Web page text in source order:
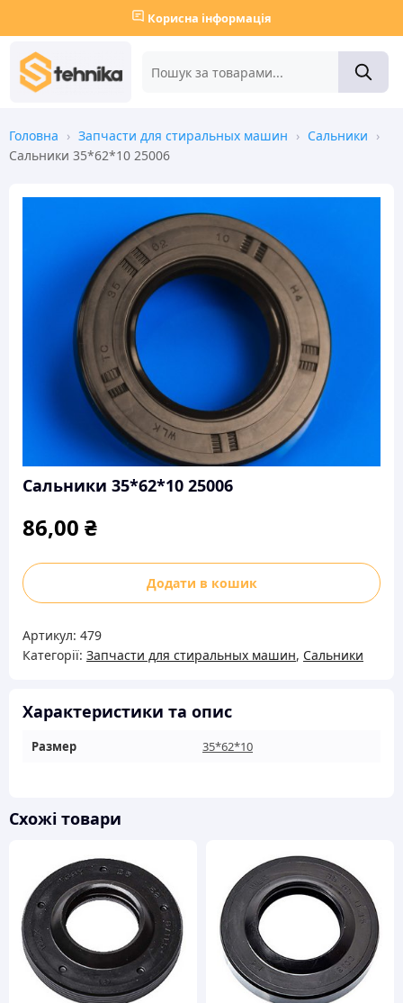
Корисна інформація
Головна › Запчасти для стиральных машин › Сальники ›
Сальники 35*62*10 25006
Сальники 35*62*10 25006
86,00 ₴
Сальники
35*62*10
кількість
Додати в кошик
Артикул: 479
Категорії: Запчасти для стиральных машин, Сальники
Характеристики та опис
Размер 35*62*10
Схожі товари